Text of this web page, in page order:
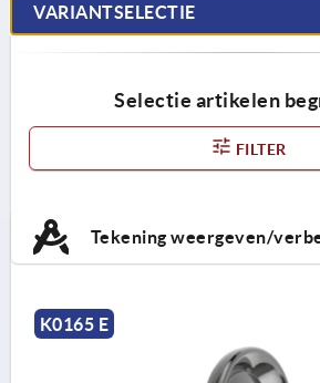
VARIANTSELECTIE
Selectie artikelen
FILTER
Tekening weergeven/
K0165 E